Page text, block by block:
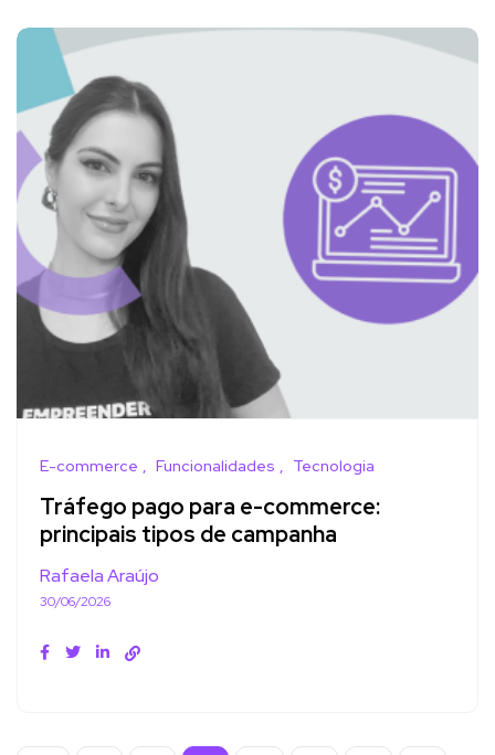
E-commerce Funcionalidades Tecnologia
Tráfego pago para e-commerce:
principais tipos de campanha
Rafaela Araújo
30/06/2026